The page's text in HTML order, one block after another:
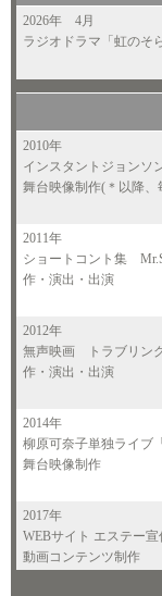
2026年
4月
ラジオドラマ「虹のそ
2010年
インスタントジョンソ
舞台映像制作(＊以降、
2011年
ショートコント集
作・演出・出演
2012年
無声映画 トラブリン
作・演出・出演
2014年
柳原可奈子単独ライブ
舞台映像制作
2017年
WEBサイト エステー宣
動画コンテンツ制作